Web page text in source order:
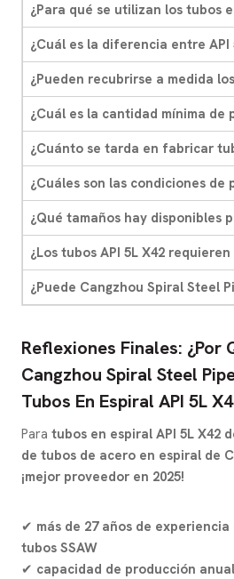
¿Para qué se utilizan los tubos
¿Cuál es la diferencia entre API
¿Pueden recubrirse a medida
¿Cuál es la cantidad mínima de
¿Cuánto se tarda en fabricar
¿Cuáles son las condiciones de
¿Qué tamaños hay disponibles
¿Los tubos API 5L X42
¿Puede Cangzhou Spiral Steel
Reflexiones Finales: ¿Por
Cangzhou Spiral Steel
Tubos En Espiral API 5L
Para tubos en espiral API 5L X42
de tubos de acero en espiral de
¡mejor proveedor en 2025!
✔ más de 27 años de
tubos SSAW
✔ capacidad de producción